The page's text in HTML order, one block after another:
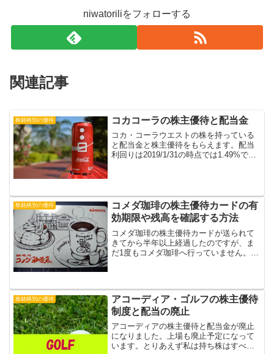
niwatoriliをフォローする
関連記事
株銘柄別の優待 コカコーラの株主優待と配当金
コカ・コーラウエストの株を持っている
と配当金と株主優待をもらえます。配当
利回りは2019/1/31の時点では1.49%で
株銘柄別の優待
コメダ珈琲の株主優待カードの有
効期限や残高を確認する方法
コメダ珈琲の株主優待カードが送られて
きてから半年以上経過したのですが、ま
だ1度もコメダ珈琲へ行っていません。先
思い調べてみました。意外と簡単に調べ
ることができたのでまとめておきます。
株銘柄別の優待
アコーディア・ゴルフの株主優待
制度と配当の廃止
アコーディアの株主優待と配当金が廃止
になりました。上場も廃止予定になって
います。とりあえず私は持ち株はすべて